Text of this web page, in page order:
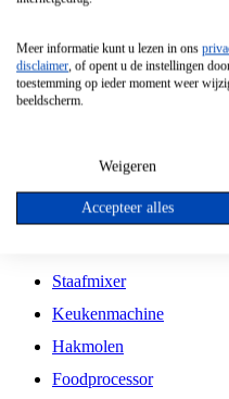
Vrijstaande Magnetron
Vrijstaande Kookplaat
Inbouw Gaskookplaat
Inbouw Keramische
Kookplaat Accessoires
Staafmixer
Keukenmachine
Hakmolen
Foodprocessor
Meer informatie kunt u lezen in ons
disclaimer, of opent u de instellingen
toestemming op ieder moment weer
beeldscherm.
Weigeren
Accepteer alles